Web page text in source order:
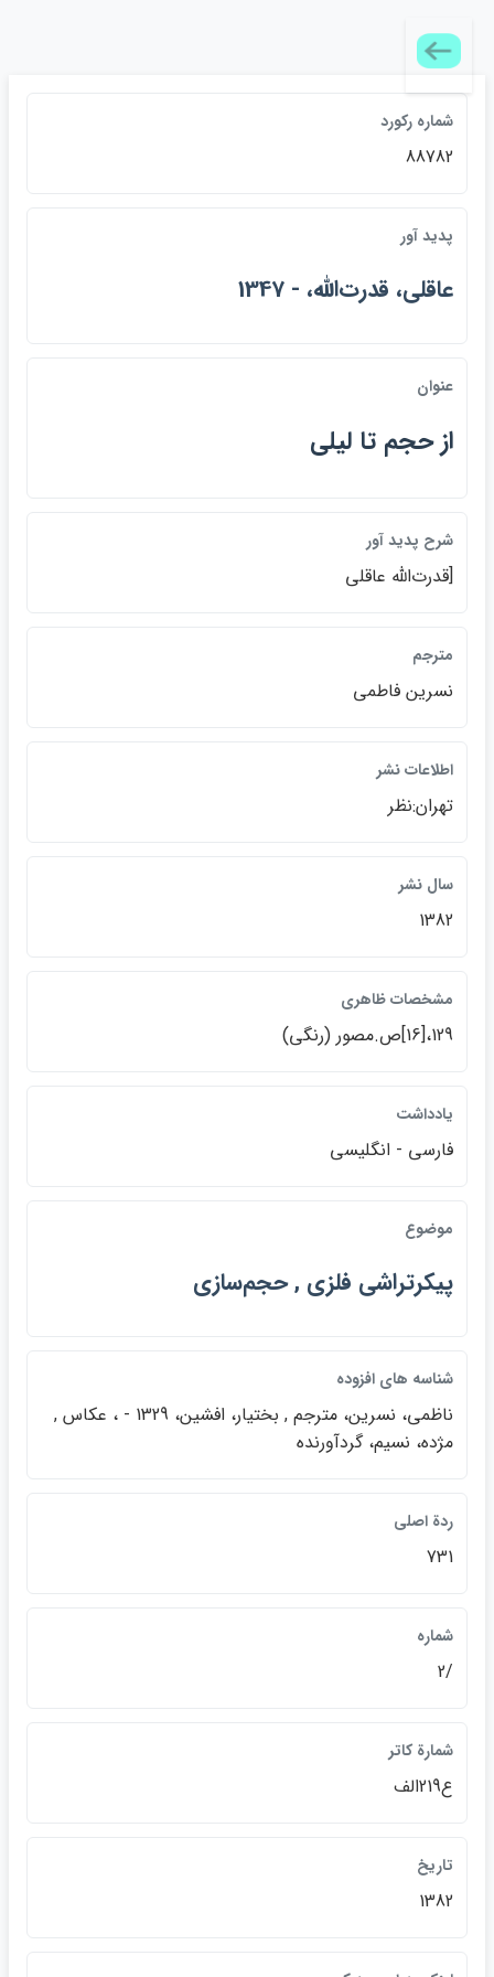
شماره رکورد
88782
پديد آور
ع‍اق‍ل‍ي‌، ق‍درت‌ال‍ل‍ه‌، - 1347
عنوان
از ح‍ج‍م‌ ت‍ا ل‍ي‍ل‍ي‌
شرح پديد آور
[ق‍درت‌ال‍ل‍ه‌ ع‍اق‍ل‍ي‌
مترجم
ن‍س‍ري‍ن‌ ف‍اطم‍ي‌
اطلاعات نشر
ت‍ه‍ران‌:نظر
سال نشر
1382
مشخصات ظاهري
129،[‎16‬]ص‌.م‍ص‍ور (رن‍گ‍ي‌)
يادداشت
ف‍ارس‍ي‌ - ان‍گ‍ل‍ي‍س‍ي‌
موضوع
پ‍ي‍ك‍رت‍راش‍ي‌ ف‍ل‍زي‌ , ح‍ج‍م‌س‍ازي‌
شناسه هاي افزوده
ن‍اظم‍ي‌، ن‍س‍ري‍ن‌، م‍ت‍رج‍م‌ , ب‍خ‍ت‍ي‍ار، اف‍ش‍ي‍ن‌، 1329 - ، ع‍ك‍اس‌ ,
م‍ژده‌، ن‍س‍ي‍م‌، گ‍ردآورن‍ده‌
ردة اصلي
731
شماره
/2
شمارة کاتر
ع219الف
تاريخ
1382